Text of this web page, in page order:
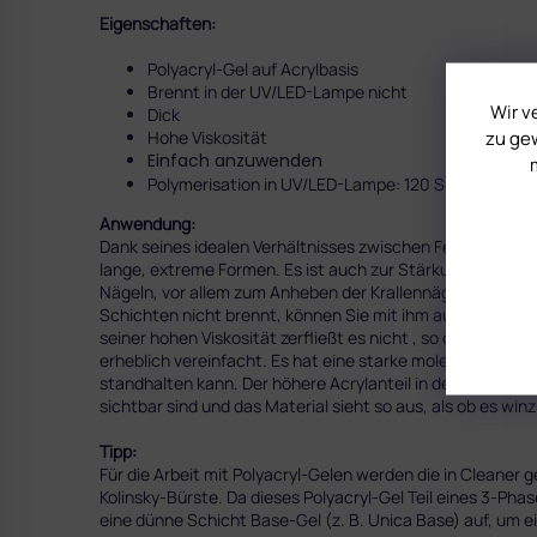
Wir
zu
Eigenschaften:
Polyacryl-Gel auf Acrylbasis
Brennt in der UV/LED-Lampe nicht
Dick
Hohe Viskosität
Einfach anzuwenden
Polymerisation in UV/LED-Lampe: 120 Sekunden
Anwendung:
Dank seines idealen Verhältnisses zwischen Festigkeit
lange, extreme Formen. Es ist auch zur Stärkung der
Nägeln, vor allem zum Anheben der Krallennäg el . Da es
Schichten nicht brennt, können Sie mit ihm auch lange
seiner hohen Viskosität zerfließt es nicht , so dass Sie
erheblich vereinfacht. Es hat eine starke molekulare
standhalten kann. Der höhere Acrylanteil in der
sichtbar sind und das Material sieht so aus, als ob es
Tipp:
Für die Arbeit mit Polyacryl-Gelen werden die in
Kolinsky-Bürste. Da dieses Polyacryl-Gel Teil eines 3-
eine dünne Schicht Base-Gel (z. B. Unica Base) auf, um